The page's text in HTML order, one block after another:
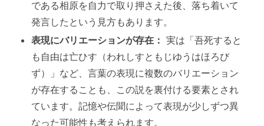
である相原を自力で取り押さえた後、落ち着いて
発言したという見方もあります。
表現にバリエーションが存在： 実は「吾死すると
も自由は亡ひす（われしすともじゆうはほろび
ず）」など、言葉の表現に複数のバリエーション
が存在することも、この説を裏付ける要素とされ
ています。記憶や伝聞によって表現が少しずつ異
なった可能性も考えられます。